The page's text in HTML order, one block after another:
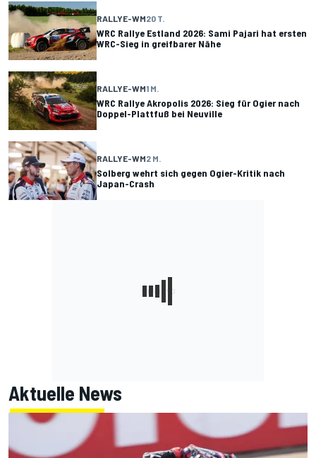
RALLYE-WM20 T.
WRC Rallye Estland 2026: Sami Pajari hat ersten
WRC-Sieg in greifbarer Nähe
RALLYE-WM1 M.
WRC Rallye Akropolis 2026: Sieg für Ogier nach
Doppel-Plattfuß bei Neuville
RALLYE-WM2 M.
Solberg wehrt sich gegen Ogier-Kritik nach
Japan-Crash
Aktuelle News